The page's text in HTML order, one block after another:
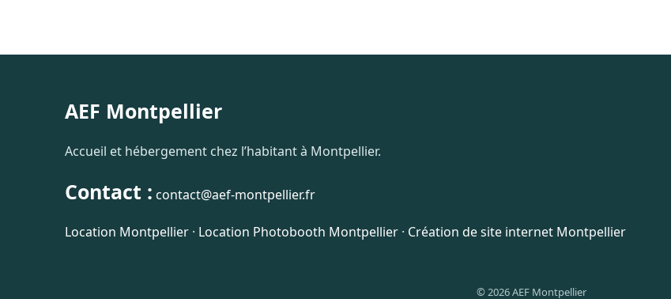
AEF Montpellier
Accueil et hébergement chez l’habitant à Montpellier.
Contact : contact@aef-montpellier.fr
Location Montpellier · Location Photobooth Montpellier · Création de site internet Montpellier
© 2026 AEF Montpellier